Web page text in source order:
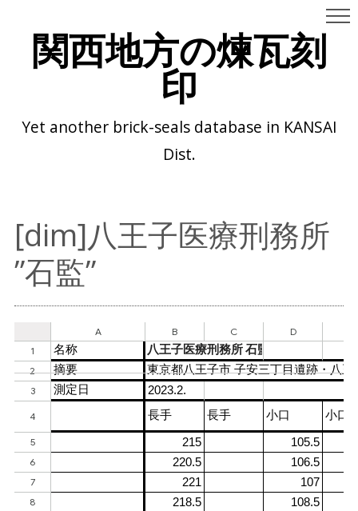
関西地方の煉瓦刻
印
Yet another brick-seals database in KANSAI
Dist.
[dim]八王子医療刑務所
”石監”